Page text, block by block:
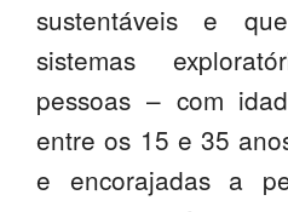
@esaq.erasmus
@oficina.do.largo
@clube_robotica.esaq
sustentáveis e
sistemas
pessoas – com
entre os 15 e 35
e encorajadas a